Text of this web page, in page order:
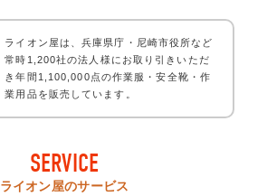
ライオン屋は、兵庫県庁・尼崎市役所など
常時1,200社の法人様にお取り引きいただ
き年間1,100,000点の作業服・安全靴・作
業用品を販売しています。
SERVICE
ライオン屋のサービス